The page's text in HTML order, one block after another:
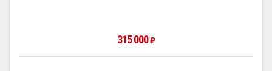
315 000₽